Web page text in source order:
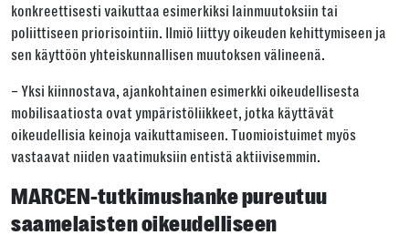
konkreettisesti vaikuttaa esimerkiksi lainmuutoksiin tai
poliittiseen priorisointiin. Ilmiö liittyy oikeuden kehittymiseen ja
sen käyttöön yhteiskunnallisen muutoksen välineenä.
– Yksi kiinnostava, ajankohtainen esimerkki oikeudellisesta
mobilisaatiosta ovat ympäristöliikkeet, jotka käyttävät
oikeudellisia keinoja vaikuttamiseen. Tuomioistuimet myös
vastaavat niiden vaatimuksiin entistä aktiivisemmin.
MARCEN-tutkimushanke pureutuu
saamelaisten oikeudelliseen